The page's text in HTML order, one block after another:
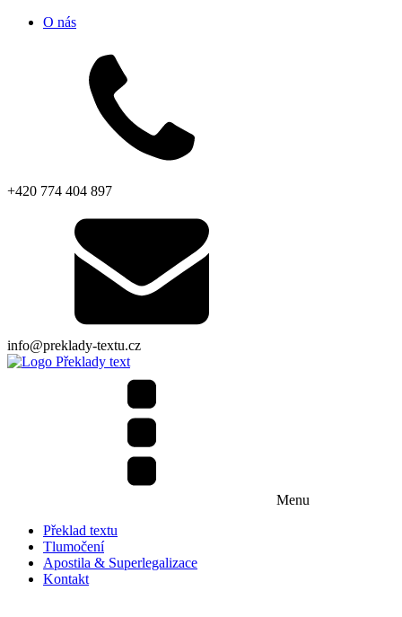
O nás
+420 774 404 897
info@preklady-textu.cz
Menu
Překlad textu
Tlumočení
Apostila & Superlegalizace
Kontakt